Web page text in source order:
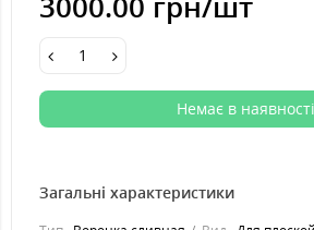
Немає в наявності
Загальні характеристики